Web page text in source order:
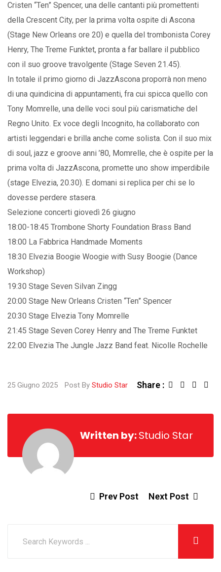
Cristen “Ten” Spencer, una delle cantanti più promettenti
della Crescent City, per la prima volta ospite di Ascona
(Stage New Orleans ore 20) e quella del trombonista Corey
Henry, The Treme Funktet, pronta a far ballare il pubblico
con il suo groove travolgente (Stage Seven 21.45).
In totale il primo giorno di JazzAscona proporrà non meno
di una quindicina di appuntamenti, fra cui spicca quello con
Tony Momrelle, una delle voci soul più carismatiche del
Regno Unito. Ex voce degli Incognito, ha collaborato con
artisti leggendari e brilla anche come solista. Con il suo mix
di soul, jazz e groove anni ’80, Momrelle, che è ospite per la
prima volta di JazzAscona, promette uno show imperdibile
(stage Elvezia, 20.30). E domani si replica per chi se lo
dovesse perdere stasera.
Selezione concerti giovedì 26 giugno
18:00-18:45 Trombone Shorty Foundation Brass Band
18:00 La Fabbrica Handmade Moments
18:30 Elvezia Boogie Woogie with Susy Boogie (Dance
Workshop)
19:30 Stage Seven Silvan Zingg
20:00 Stage New Orleans Cristen “Ten” Spencer
20:30 Stage Elvezia Tony Momrelle
21:45 Stage Seven Corey Henry and The Treme Funktet
22:00 Elvezia The Jungle Jazz Band feat. Nicolle Rochelle
25 Giugno 2025 Post By Studio Star Share :
Written by:Studio Star
Prev Post Next Post